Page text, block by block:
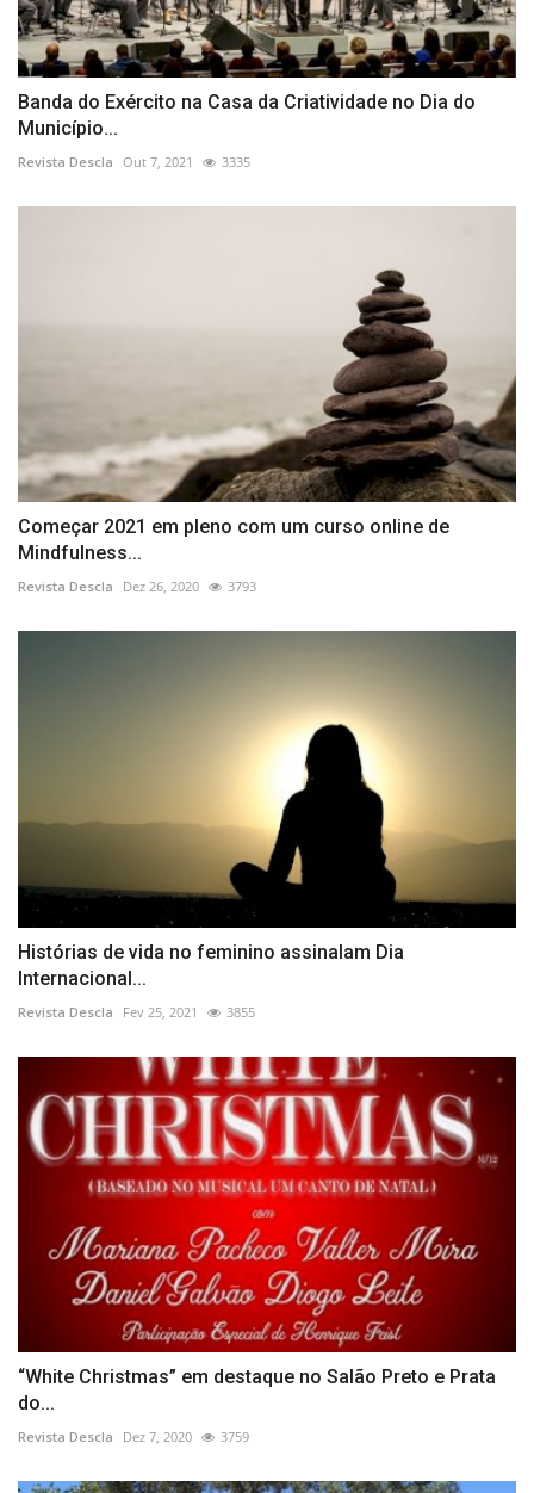
Banda do Exército na Casa da Criatividade no Dia do
Município...
Revista Descla Out 7, 2021 3335
Começar 2021 em pleno com um curso online de
Mindfulness...
Revista Descla Dez 26, 2020 3793
Histórias de vida no feminino assinalam Dia
Internacional...
Revista Descla Fev 25, 2021 3855
“White Christmas” em destaque no Salão Preto e Prata
do...
Revista Descla Dez 7, 2020 3759